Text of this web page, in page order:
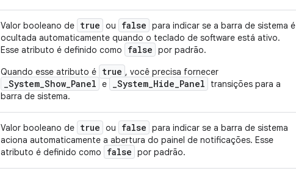
Valor booleano de true ou false para indicar se a barra de sistema é
ocultada automaticamente quando o teclado de software está ativo.
Esse atributo é definido como
false por padrão.
Quando esse atributo é true , você precisa fornecer
_System_Show_Panel e _System_Hide_Panel
transições para a
barra de sistema.
Valor booleano de true ou false para indicar se a barra de sistema
aciona automaticamente a abertura do painel de notificações. Esse
atributo é definido como
false por padrão.